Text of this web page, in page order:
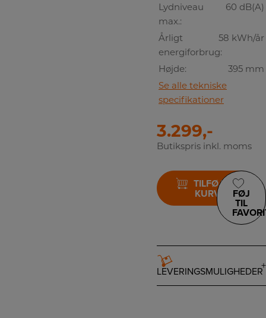
Lydniveau
max.:
60 dB(A)
Årligt
energiforbrug:
58 kWh/år
Højde:
395 mm
Se alle tekniske
specifikationer
3.299,-
Butikspris inkl. moms
TILFØJ TIL
KURV
FØJ
TIL
LEVERINGSMULIGHEDER